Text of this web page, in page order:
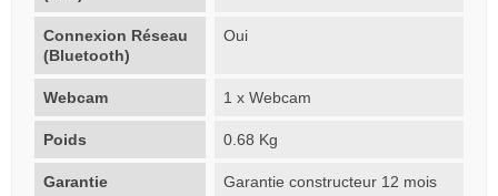
Connexion Réseau
(Bluetooth)
Oui
Webcam 1 x Webcam
Poids 0.68 Kg
Garantie Garantie constructeur 12 mois